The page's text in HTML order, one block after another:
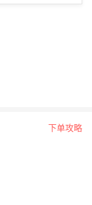
下单攻略